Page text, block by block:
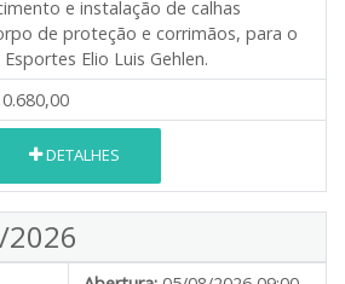
e instalação de calhas
de proteção e corrimãos, para o
Elio Luis Gehlen.
DETALHES
2026